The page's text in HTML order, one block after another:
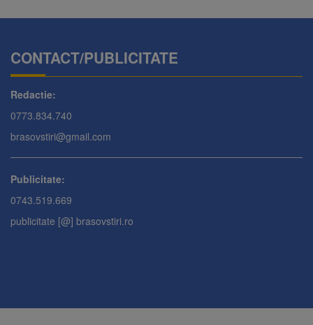
CONTACT/PUBLICITATE
Redactie:
0773.834.740
brasovstiri@gmail.com
Publicitate:
0743.519.669
publicitate [@] brasovstiri.ro